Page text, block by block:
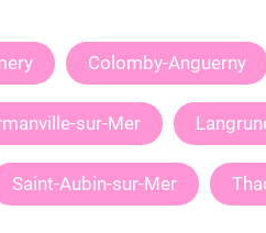
Colomby-Anguerny
sur-Mer
Saint-Aubin-sur-Mer